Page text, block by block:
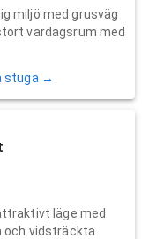
miljö med grusväg
vardagsrum med
stuga →
läge med
och vidsträckta